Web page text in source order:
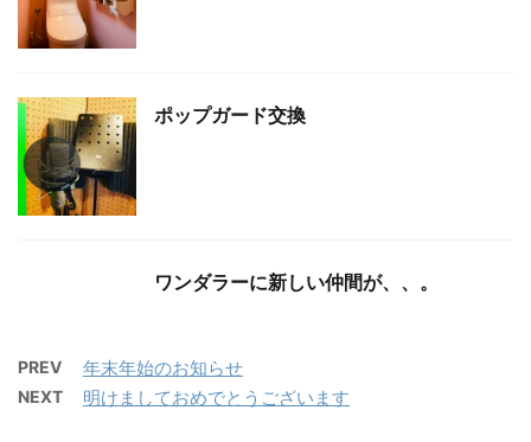
ポップガード交換
ワンダラーに新しい仲間が、、。
PREV 年末年始のお知らせ
NEXT 明けましておめでとうございます